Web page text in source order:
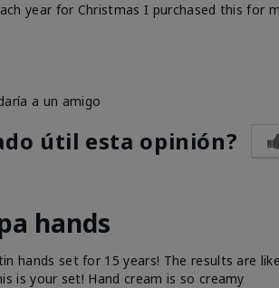
year for Christmas I purchased this for
a un amigo
útil esta opinión?
hands
hands set for 15 years! The results are
is your set! Hand cream is so creamy